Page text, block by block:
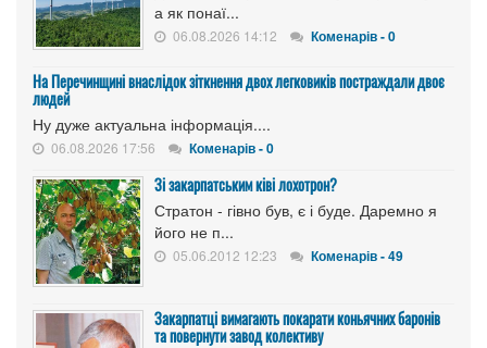
а як понаї...
06.08.2026 14:12 Коменарів - 0
На Перечинщині внаслідок зіткнення двох легковиків постраждали двоє
людей
Ну дуже актуальна інформація....
06.08.2026 17:56 Коменарів - 0
Зі закарпатським ківі лохотрон?
Стратон - гівно був, є і буде. Даремно я
його не п...
05.06.2012 12:23 Коменарів - 49
Закарпатці вимагають покарати коньячних баронів
та повернути завод колективу